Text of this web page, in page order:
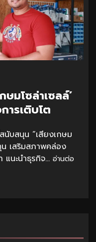
ษมโซล่าเซลล์’
รเติบโต
นับสนุน “เสียงเกษม
น เสริมสภาพคล่อง
นะนำธุรกิจ... อ่านต่อ